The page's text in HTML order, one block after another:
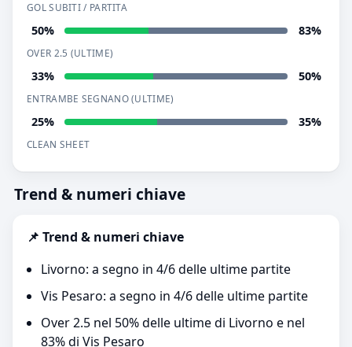
GOL SUBITI / PARTITA
50% 83%
OVER 2.5 (ULTIME)
33% 50%
ENTRAMBE SEGNANO (ULTIME)
25% 35%
CLEAN SHEET
Trend & numeri chiave
📌 Trend & numeri chiave
Livorno: a segno in 4/6 delle ultime partite
Vis Pesaro: a segno in 4/6 delle ultime partite
Over 2.5 nel 50% delle ultime di Livorno e nel
83% di Vis Pesaro